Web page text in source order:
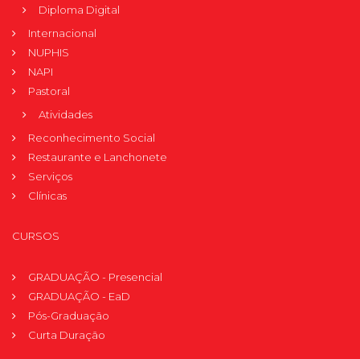
Diploma Digital
Internacional
NUPHIS
NAPI
Pastoral
Atividades
Reconhecimento Social
Restaurante e Lanchonete
Serviços
Clínicas
CURSOS
GRADUAÇÃO - Presencial
GRADUAÇÃO - EaD
Pós-Graduação
Curta Duração